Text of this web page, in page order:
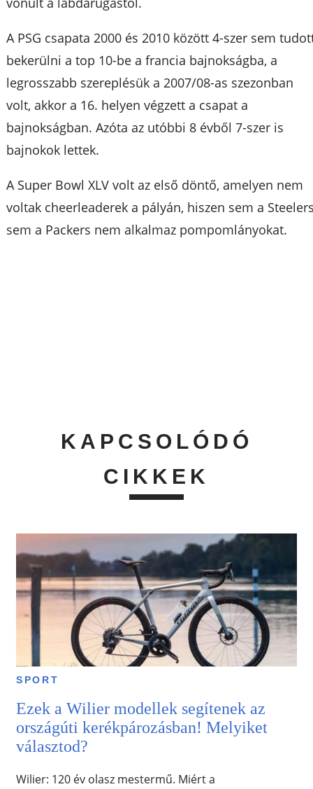
A PSG csapata 2000 és 2010 között 4-szer sem
bekerülni a top 10-be a francia bajnokságba, a
legrosszabb szereplésük a 2007/08-as szezonban
volt, akkor a 16. helyen végzett a csapat a
bajnokságban. Azóta az utóbbi 8 évből 7-szer is
bajnokok lettek.
A Super Bowl XLV volt az első döntő, amelyen nem
voltak cheerleaderek a pályán, hiszen sem a
sem a Packers nem alkalmaz pompomlányokat.
KAPCSOLÓDÓ
CIKKEK
SPORT
Ezek a Wilier modellek segítenek az
országúti kerékpározásban! Melyiket
választod?
Wilier: 120 év olasz mestermű. Miért a